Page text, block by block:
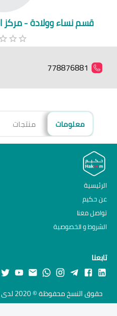
قسم نساء وولادة - مركز
778876881
معلومات منتجات
الرئيسية
عن حكيم
تواصل معنا
الشروط و الخصوصية
تابعنا
حقوق النسخ محفوظة © 2020 لدى